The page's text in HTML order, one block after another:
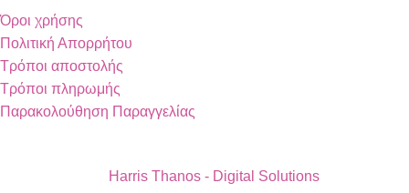
Όροι χρήσης
Πολιτική Απορρήτου
Τρόποι αποστολής
Τρόποι πληρωμής
Παρακολούθηση Παραγγελίας
Harris Thanos - Digital Solutions